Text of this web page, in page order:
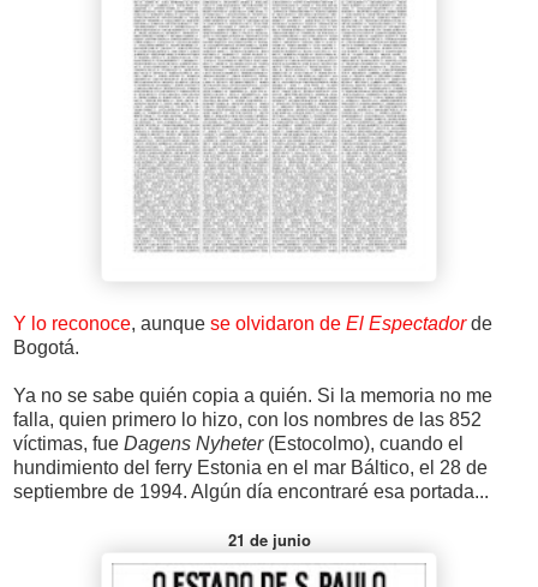
Y lo reconoce, aunque se olvidaron de El Espectadorde
Bogotá.
Ya no se sabe quién copia a quién. Si la memoria no me
falla, quien primero lo hizo, con los nombres de las 852
víctimas, fue Dagens Nyheter(Estocolmo), cuando el
hundimiento del ferry Estonia en el mar Báltico, el 28 de
septiembre de 1994. Algún día encontraré esa portada...
21 de junio